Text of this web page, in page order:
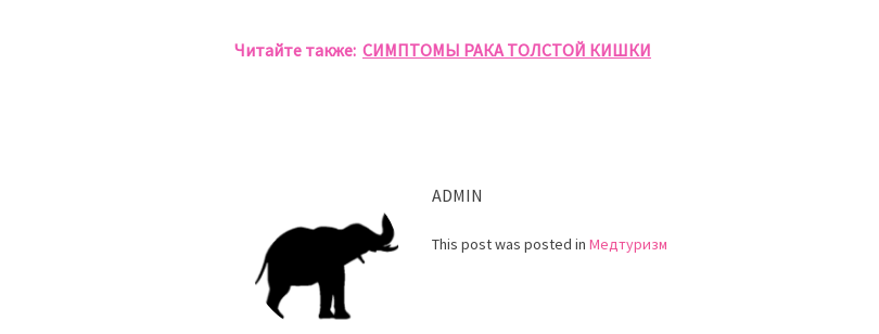
Читайте также: CИМПТОМЫ РАКА ТОЛСТОЙ КИШКИ
ADMIN
This post was posted inМедтуризм